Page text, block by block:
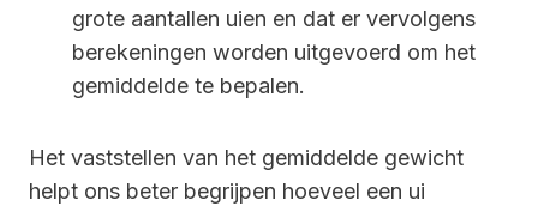
grote aantallen uien en dat er vervolgens
berekeningen worden uitgevoerd om het
gemiddelde te bepalen.
Het vaststellen van het gemiddelde gewicht
helpt ons beter begrijpen hoeveel een ui